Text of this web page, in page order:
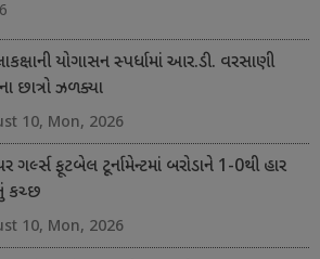
યોગાસન સ્પર્ધામાં આર.ડી. વરસાણી
છાત્રો ઝળક્યા
10, Mon, 2026
ગર્લ્સ ફૂટબેલ ટૂર્નામેન્ટમાં બરોડાને 1-0થી હાર
કચ્છ
10, Mon, 2026